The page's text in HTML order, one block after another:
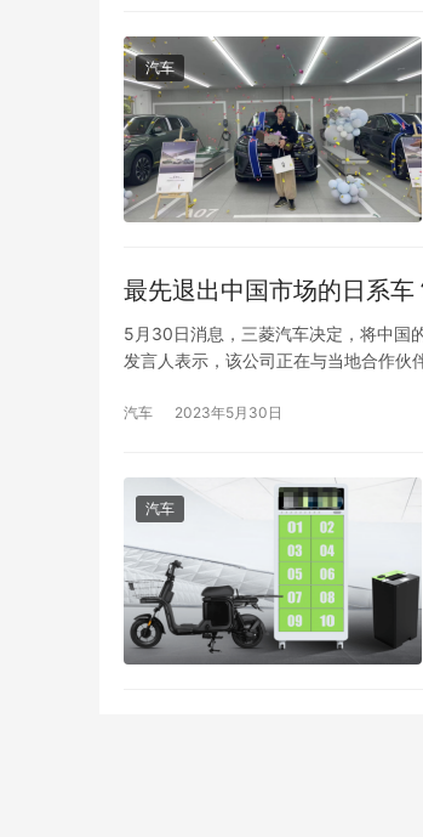
汽车
最先退出中国市场的日系
5月30日消息，三菱汽车决定，将中国
发言人表示，该公司正在与当地合作伙
国市场…
汽车 2023年5月30日
汽车